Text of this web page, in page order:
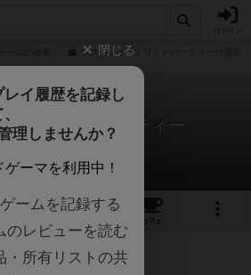
マスカレイドトリックパーティーの通販/
トリックパーティー
ハムさんさんのレビュー
4
カフェ
約2ヶ月前
閉じる
イ履歴を記録し
理しませんか？
ゲーマを利用中！
ームを記録する
のレビューを読む
・所有リストの共